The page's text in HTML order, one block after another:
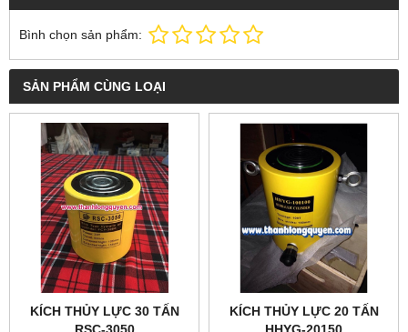
Bình chọn sản phẩm:
SẢN PHẨM CÙNG LOẠI
KÍCH THỦY LỰC 30 TẤN
KÍCH THỦY LỰC 20 TẤN